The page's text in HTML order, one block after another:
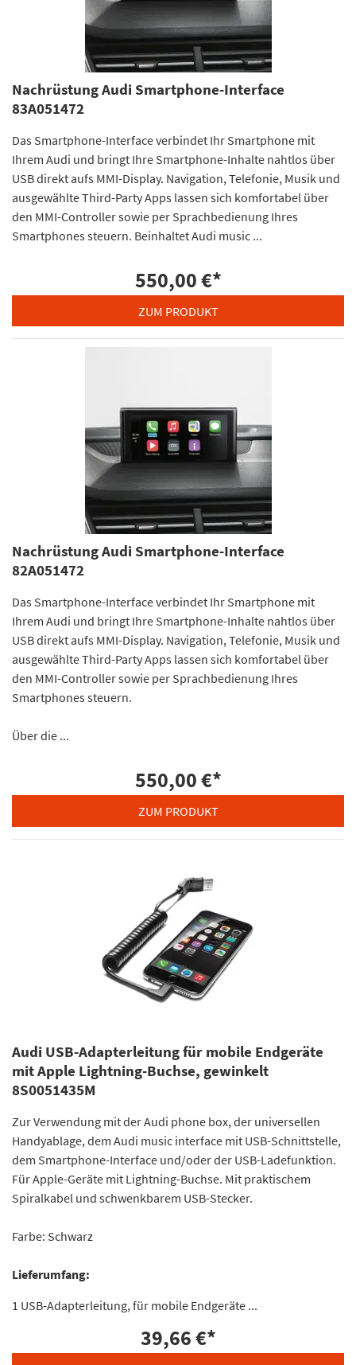
Nachrüstung Audi Smartphone-Interface
83A051472
Das Smartphone-Interface verbindet Ihr Smartphone mit
Ihrem Audi und bringt Ihre Smartphone-Inhalte nahtlos über
USB direkt aufs MMI-Display. Navigation, Telefonie, Musik und
ausgewählte Third-Party Apps lassen sich komfortabel über
den MMI-Controller sowie per Sprachbedienung Ihres
Smartphones steuern. Beinhaltet Audi music ...
550,00 €*
ZUM PRODUKT
Nachrüstung Audi Smartphone-Interface
82A051472
Das Smartphone-Interface verbindet Ihr Smartphone mit
Ihrem Audi und bringt Ihre Smartphone-Inhalte nahtlos über
USB direkt aufs MMI-Display. Navigation, Telefonie, Musik und
ausgewählte Third-Party Apps lassen sich komfortabel über
den MMI-Controller sowie per Sprachbedienung Ihres
Smartphones steuern.
Über die ...
550,00 €*
ZUM PRODUKT
Audi USB-Adapterleitung für mobile Endgeräte
mit Apple Lightning-Buchse, gewinkelt
8S0051435M
Zur Verwendung mit der Audi phone box, der universellen
Handyablage, dem Audi music interface mit USB-Schnittstelle,
dem Smartphone-Interface und/oder der USB-Ladefunktion.
Für Apple-Geräte mit Lightning-Buchse. Mit praktischem
Spiralkabel und schwenkbarem USB-Stecker.
Farbe: Schwarz
Lieferumfang:
1 USB-Adapterleitung, für mobile Endgeräte ...
39,66 €*